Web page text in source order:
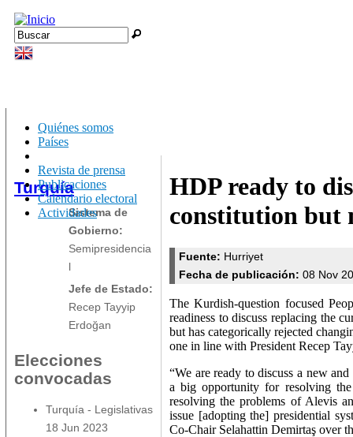
Jump to navigation
Formulario de búsqueda
Buscar
HDP ready to
constitution but
Fuente: Hurriyet
Fecha de publicación: 08 Nov
The Kurdish-question focused
readiness to discuss replacing the
but has categorically rejected
one in line with President Recep
“We are ready to discuss a new
a big opportunity for resolving
resolving the problems of Alevis
issue [adopting the] presidential
Co-Chair Selahattin Demirtaş over
Quiénes somos
Países
Revista de prensa
Publicaciones
Calendario electoral
Actividades
Turquía
Sistema de
Gobierno:
Semipresidencia
Jefe de Estado:
Recep Tayyip
Erdoğan
Elecciones
convocadas
Turquía - Legislativas
18 Jun 2023